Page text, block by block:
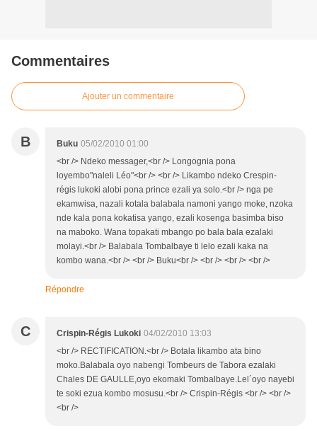
Commentaires
Ajouter un commentaire
B Buku 05/02/2010 01:00
<br /> Ndeko messager,<br /> Longognia pona
loyembo"naleli Léo"<br /> <br /> Likambo ndeko Crespin-
régis lukoki alobi pona prince ezali ya solo.<br /> nga pe
ekamwisa, nazali kotala balabala namoni yango moke, nzoka
nde kala pona kokatisa yango, ezali kosenga basimba biso
na maboko. Wana topakati mbango po bala bala ezalaki
molayi.<br /> Balabala Tombalbaye ti lelo ezali kaka na
kombo wana.<br /> <br /> Buku<br /> <br /> <br /> <br />
Répondre
C Crispin-Régis Lukoki 04/02/2010 13:03
<br /> RECTIFICATION.<br /> Botala likambo ata bino
moko.Balabala oyo nabengi Tombeurs de Tabora ezalaki
Chales DE GAULLE,oyo ekomaki Tombalbaye.Lel´oyo nayebi
te soki ezua kombo mosusu.<br /> Crispin-Régis <br /> <br />
<br />